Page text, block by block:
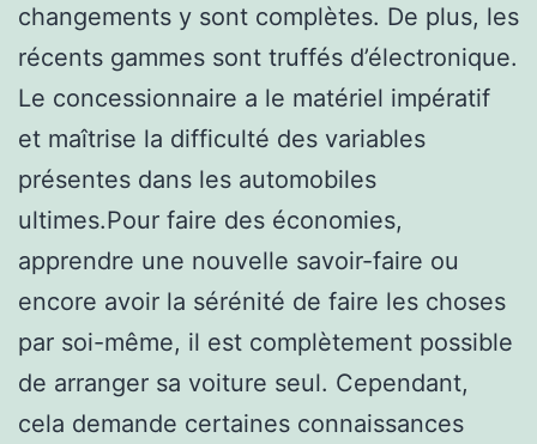
changements y sont complètes. De plus, les
récents gammes sont truffés d’électronique.
Le concessionnaire a le matériel impératif
et maîtrise la difficulté des variables
présentes dans les automobiles
ultimes.Pour faire des économies,
apprendre une nouvelle savoir-faire ou
encore avoir la sérénité de faire les choses
par soi-même, il est complètement possible
de arranger sa voiture seul. Cependant,
cela demande certaines connaissances